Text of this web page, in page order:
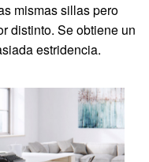
mismas sillas pero
distinto. Se obtiene un
estridencia.